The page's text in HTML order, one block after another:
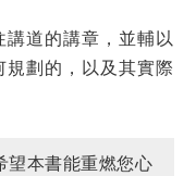
道的講章，並輔以
劃的，以及其實際
望本書能重燃您心